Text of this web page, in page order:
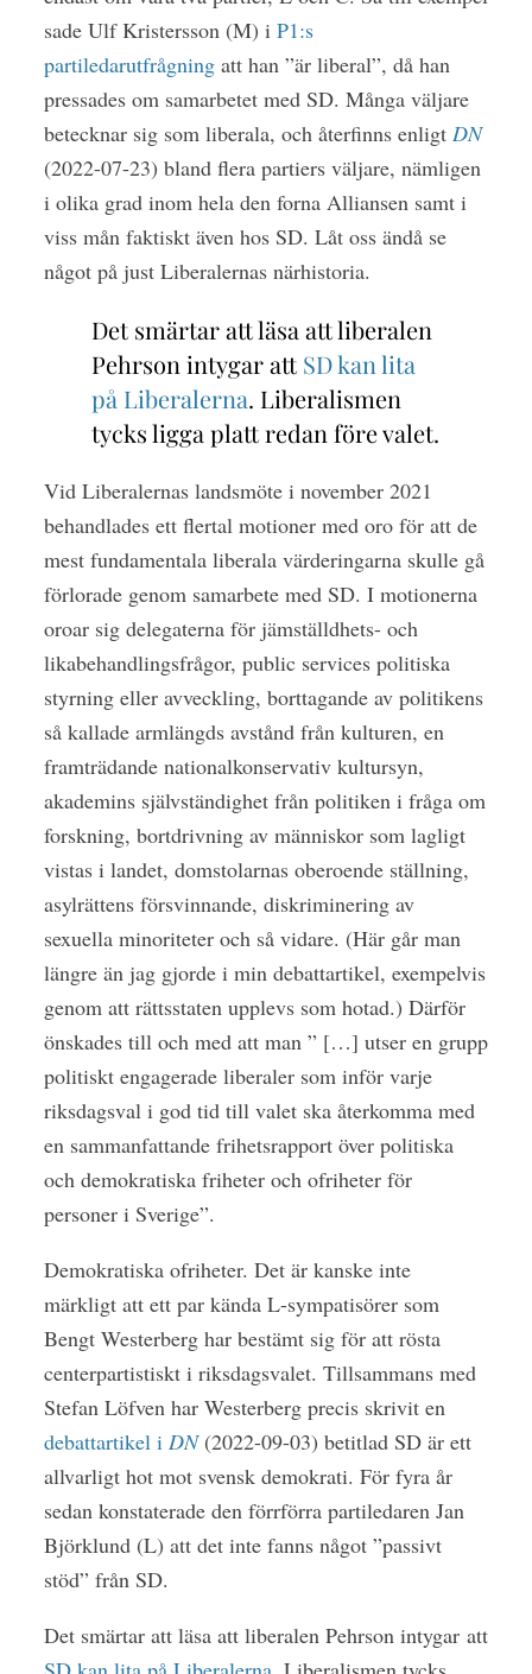
sade Ulf Kristersson (M) i P1:s
partiledarutfrågningatt han ”är liberal”, då han
pressades om samarbetet med SD. Många väljare
betecknar sig som liberala, och återfinns enligt DN
(2022-07-23) bland flera partiers väljare, nämligen
i olika grad inom hela den forna Alliansen samt i
viss mån faktiskt även hos SD. Låt oss ändå se
något på just Liberalernas närhistoria.
Det smärtar att läsa att liberalen
Pehrson intygar attSD kan lita
på Liberalerna. Liberalismen
tycks ligga platt redan före valet.
Vid Liberalernas landsmöte i november 2021
behandlades ett flertal motioner med oro för att de
mest fundamentala liberala värderingarna skulle gå
förlorade genom samarbete med SD. I motionerna
oroar sig delegaterna för jämställdhets- och
likabehandlingsfrågor, public services politiska
styrning eller avveckling, borttagande av politikens
så kallade armlängds avstånd från kulturen, en
framträdande nationalkonservativ kultursyn,
akademins självständighet från politiken i fråga om
forskning, bortdrivning av människor som lagligt
vistas i landet, domstolarnas oberoende ställning,
asylrättens försvinnande, diskriminering av
sexuella minoriteter och så vidare. (Här går man
längre än jag gjorde i min debattartikel, exempelvis
genom att rättsstaten upplevs som hotad.) Därför
önskades till och med att man ” […] utser en grupp
politiskt engagerade liberaler som inför varje
riksdagsval i god tid till valet ska återkomma med
en sammanfattande frihetsrapport över politiska
och demokratiska friheter och ofriheter för
personer i Sverige”.
Demokratiska ofriheter. Det är kanske inte
märkligt att ett par kända L-sympatisörer som
Bengt Westerberg har bestämt sig för att rösta
centerpartistiskt i riksdagsvalet. Tillsammans med
Stefan Löfven har Westerberg precis skrivit en
debattartikel i DN(2022-09-03) betitlad SD är ett
allvarligt hot mot svensk demokrati. För fyra år
sedan konstaterade den förrförra partiledaren Jan
Björklund (L) att det inte fanns något ”passivt
stöd” från SD.
Det smärtar att läsa att liberalen Pehrson intygar att